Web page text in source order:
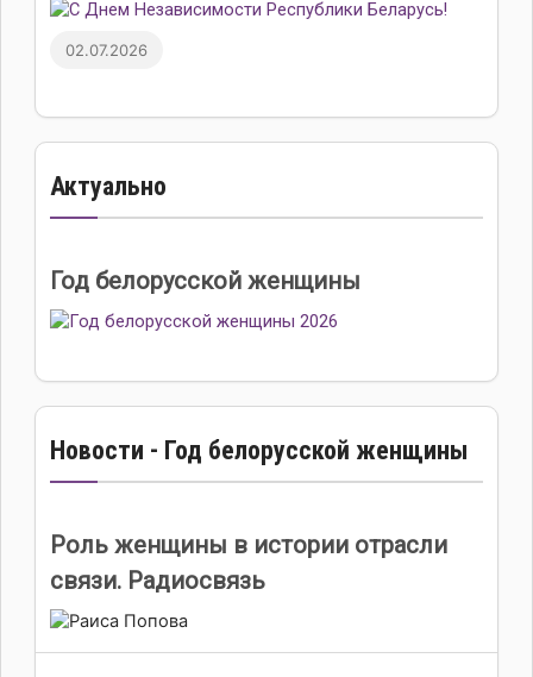
02.07.2026
Актуально
Год белорусской женщины
Новости - Год белорусской женщины
Роль женщины в истории отрасли
связи. Радиосвязь